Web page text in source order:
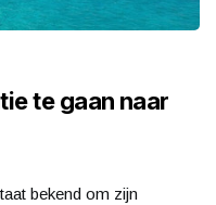
te gaan naar
bekend om zijn